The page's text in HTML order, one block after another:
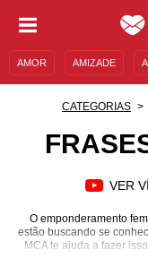
AMOR AMIZADE
CATEGORIAS
VER
O emponderamento
estão buscando se
MCA te ajuda a fazer
feminismo